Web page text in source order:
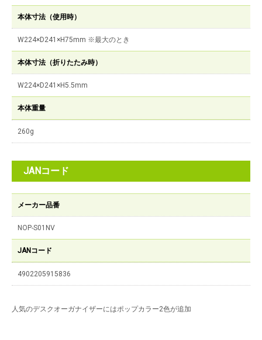
本体寸法（使用時）
W224×D241×H75mm ※最大のとき
本体寸法（折りたたみ時）
W224×D241×H5.5mm
本体重量
260g
JANコード
メーカー品番
NOP-S01NV
JANコード
4902205915836
人気のデスクオーガナイザーにはポップカラー2色が追加